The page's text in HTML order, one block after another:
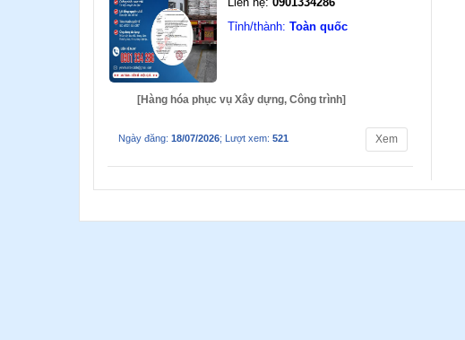
Tỉnh/thành: Toàn quốc
[Hàng hóa phục vụ Xây dựng, Công trình]
Ngày đăng: 18/07/2026; Lượt xem: 521 Xem